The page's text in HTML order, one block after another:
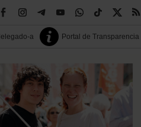
a Portal de Transparencia